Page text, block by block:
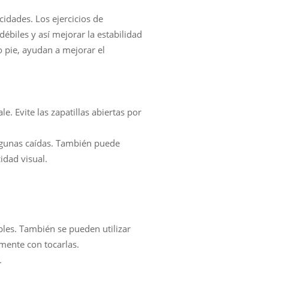
Los ejercicios de
y así mejorar la estabilidad
pie, ayudan a mejorar el
Evite las zapatillas abiertas por
caídas. También puede
visual.
También se pueden utilizar
con tocarlas.